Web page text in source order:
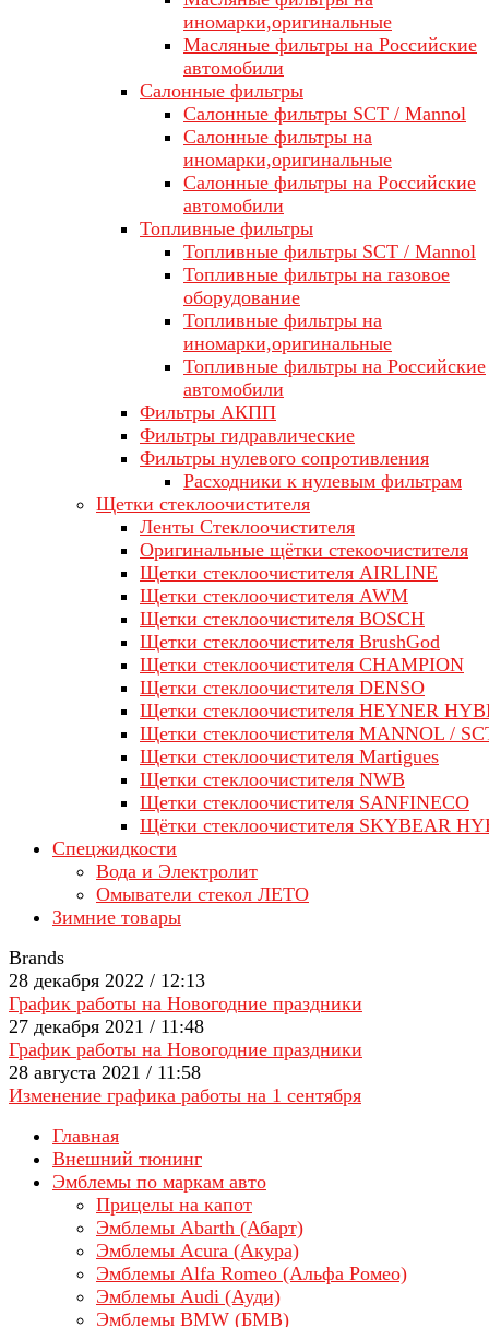
иномарки,оригинальные
Масляные фильтры на Российские
автомобили
Салонные фильтры
Салонные фильтры SCT / Mannol
Салонные фильтры на
иномарки,оригинальные
Салонные фильтры на Российские
автомобили
Топливные фильтры
Топливные фильтры SCT / Mannol
Топливные фильтры на газовое
оборудование
Топливные фильтры на
иномарки,оригинальные
Топливные фильтры на Российские
автомобили
Фильтры АКПП
Фильтры гидравлические
Фильтры нулевого сопротивления
Расходники к нулевым фильтрам
Щетки стеклоочистителя
Ленты Стеклоочистителя
Оригинальные щётки стекоочистителя
Щетки стеклоочистителя AIRLINE
Щетки стеклоочистителя AWM
Щетки стеклоочистителя BOSCH
Щетки стеклоочистителя BrushGod
Щетки стеклоочистителя CHAMPION
Щетки стеклоочистителя DENSO
Щетки стеклоочистителя HEYNER
Щетки стеклоочистителя MANNOL /
Щетки стеклоочистителя Martigues
Щетки стеклоочистителя NWB
Щетки стеклоочистителя SANFINECO
Щётки стеклоочистителя SKYBEAR
Спецжидкости
Вода и Электролит
Омыватели стекол ЛЕТО
Зимние товары
Brands
28 декабря 2022 / 12:13
График работы на Новогодние праздники
27 декабря 2021 / 11:48
График работы на Новогодние праздники
28 августа 2021 / 11:58
Изменение графика работы на 1 сентября
Главная
Внешний тюнинг
Эмблемы по маркам авто
Прицелы на капот
Эмблемы Abarth (Абарт)
Эмблемы Acura (Акура)
Эмблемы Alfa Romeo (Альфа Ромео)
Эмблемы Audi (Ауди)
Эмблемы BMW (БМВ)